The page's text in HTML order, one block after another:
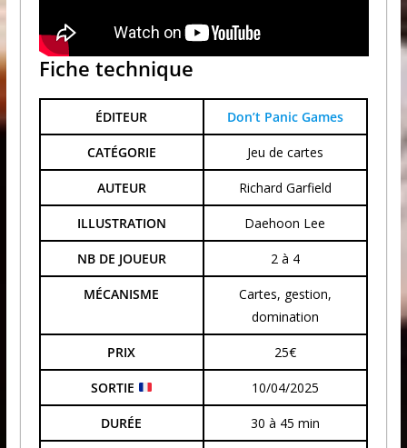
Fiche technique
ÉDITEUR Don’t Panic Games
CATÉGORIE Jeu de cartes
AUTEUR Richard Garfield
ILLUSTRATION Daehoon Lee
NB DE JOUEUR 2 à 4
MÉCANISME
Cartes, gestion,
domination
PRIX 25€
SORTIE 10/04/2025
DURÉE 30 à 45 min